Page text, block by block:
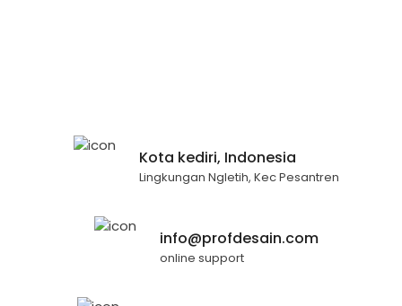
Kota kediri, Indonesia
Lingkungan Ngletih, Kec Pesantren
info@profdesain.com
online support